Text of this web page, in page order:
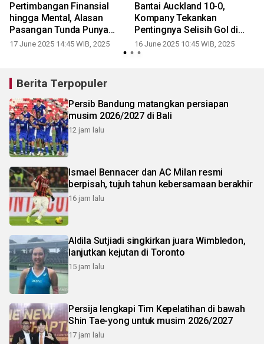
Pertimbangan Finansial
hingga Mental, Alasan
Pasangan Tunda Punya
Anak
17 June 2025 14:45 WIB, 2025
Bantai Auckland 10-0,
Kompany Tekankan
Pentingnya Selisih Gol di
Grup Berat
16 June 2025 10:45 WIB, 2025
Berita Terpopuler
Persib Bandung matangkan persiapan
musim 2026/2027 di Bali
12 jam lalu
Ismael Bennacer dan AC Milan resmi
berpisah, tujuh tahun kebersamaan berakhir
16 jam lalu
Aldila Sutjiadi singkirkan juara Wimbledon,
lanjutkan kejutan di Toronto
15 jam lalu
Persija lengkapi Tim Kepelatihan di bawah
Shin Tae-yong untuk musim 2026/2027
17 jam lalu